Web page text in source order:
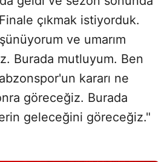
çıkmak istiyorduk.
ve umarım
Burada mutluyum. Ben
kararı ne
göreceğiz. Burada
geleceğini göreceğiz."